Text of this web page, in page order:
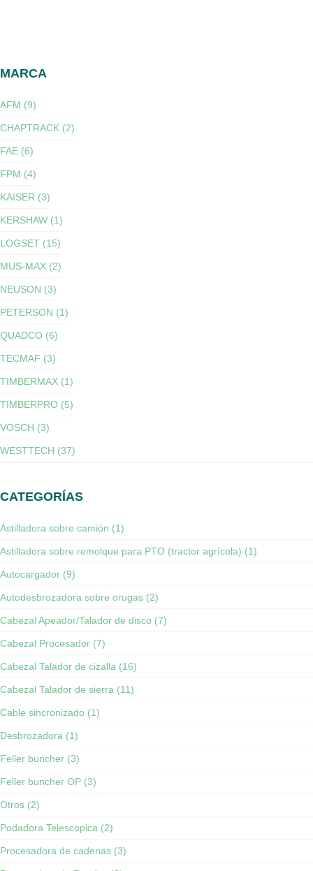
MARCA
AFM (9)
CHAPTRACK (2)
FAE (6)
FPM (4)
KAISER (3)
KERSHAW (1)
LOGSET (15)
MUS-MAX (2)
NEUSON (3)
PETERSON (1)
QUADCO (6)
TECMAF (3)
TIMBERMAX (1)
TIMBERPRO (5)
VOSCH (3)
WESTTECH (37)
CATEGORÍAS
Astilladora sobre camión (1)
Astilladora sobre remolque para PTO (tractor agrícola) (1)
Autocargador (9)
Autodesbrozadora sobre orugas (2)
Cabezal Apeador/Talador de disco (7)
Cabezal Procesador (7)
Cabezal Talador de cizalla (16)
Cabezal Talador de sierra (11)
Cable sincronizado (1)
Desbrozadora (1)
Feller buncher (3)
Feller buncher OP (3)
Otros (2)
Podadora Telescopica (2)
Procesadora de cadenas (3)